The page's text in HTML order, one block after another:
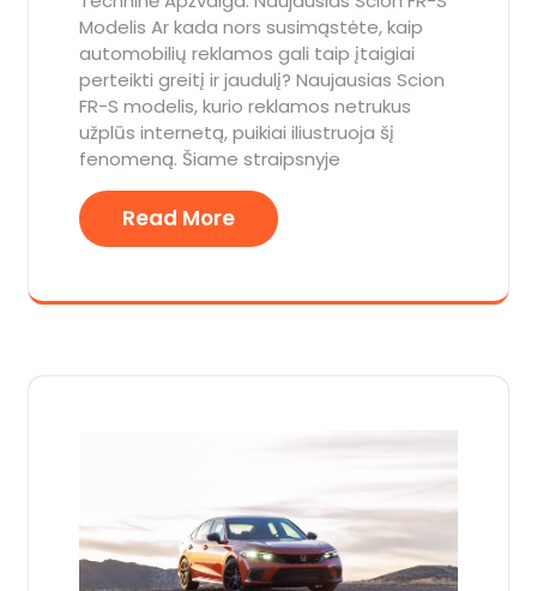
Modelis Ar kada nors susimąstėte, kaip
automobilių reklamos gali taip įtaigiai
perteikti greitį ir jaudulį? Naujausias Scion
FR-S modelis, kurio reklamos netrukus
užplūs internetą, puikiai iliustruoja šį
fenomeną. Šiame straipsnyje
Read More